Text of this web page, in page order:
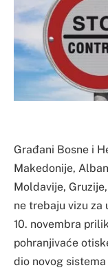
Građani Bosne i
Makedonije,
Moldavije,
ne trebaju vizu za
10. novembra
pohranjivaće
dio novog